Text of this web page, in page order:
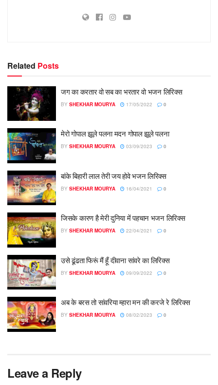
Related Posts
जग का करतार वो सब का भरतार वो भजन लिरिक्स
BY SHEKHAR MOURYA 17/05/2022 0
मेरो गोपाल झूले पलना मदन गोपाल झूले पलना
BY SHEKHAR MOURYA 03/09/2023 0
बांके बिहारी लाल तेरी जय होवे भजन लिरिक्स
BY SHEKHAR MOURYA 16/04/2021 0
जिसके कारण है मेरी दुनिया में पहचान भजन लिरिक्स
BY SHEKHAR MOURYA 22/04/2021 0
उसे ढूंढता फिरूं मैं हूँ दीवाना सांवरे का लिरिक्स
BY SHEKHAR MOURYA 09/09/2022 0
अब के बरस तो सांवरिया म्हारा मन की करजे रे लिरिक्स
BY SHEKHAR MOURYA 08/02/2023 0
Leave a Reply